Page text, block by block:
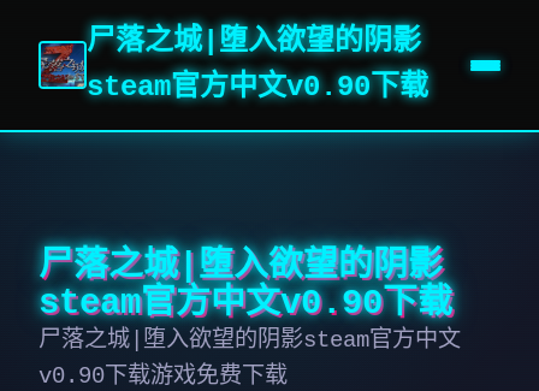
尸落之城|堕入欲望的阴影
steam官方中文v0.90下载
尸落之城|堕入欲望的阴影
steam官方中文v0.90下载
尸落之城|堕入欲望的阴影steam官方中文
v0.90下载游戏免费下载